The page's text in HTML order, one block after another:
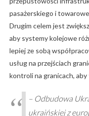
pasażerskiego i
Drugim celem jest
aby systemy kolejowe
lepiej ze sobą
usług na przejściach
kontroli na granicach,
– Odbudowa
ukraińskiej z